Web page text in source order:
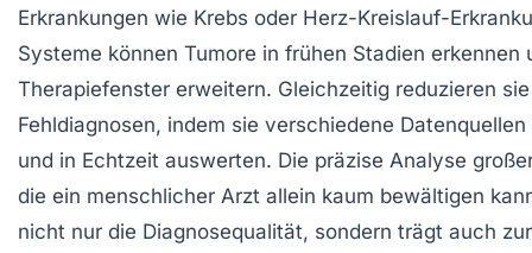
Erkrankungen wie Krebs oder Herz-Kreislauf-
Systeme können Tumore in frühen Stadien erkennen
Therapiefenster erweitern. Gleichzeitig reduzieren sie
Fehldiagnosen, indem sie verschiedene
und in Echtzeit auswerten. Die präzise Analyse
die ein menschlicher Arzt allein kaum bewältigen
nicht nur die Diagnosequalität, sondern trägt auch